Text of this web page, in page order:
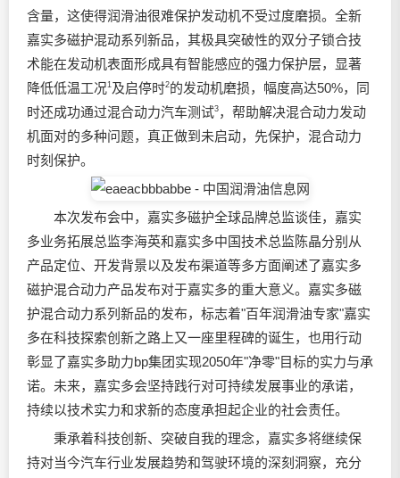
含量，这使得润滑油很难保护发动机不受过度磨损。全新
嘉实多磁护混动系列新品，其极具突破性的双分子锁合技
术能在发动机表面形成具有智能感应的强力保护层，显著
降低低温工况1及启停时2的发动机磨损，幅度高达50%，同
时还成功通过混合动力汽车测试3 ，帮助解决混合动力发动
机面对的多种问题，真正做到未启动，先保护，混合动力
时刻保护。
本次发布会中，嘉实多磁护全球品牌总监谈佳，嘉实
多业务拓展总监李海英和嘉实多中国技术总监陈晶分别从
产品定位、开发背景以及发布渠道等多方面阐述了嘉实多
磁护混合动力产品发布对于嘉实多的重大意义。嘉实多磁
护混合动力系列新品的发布，标志着"百年润滑油专家"嘉实
多在科技探索创新之路上又一座里程碑的诞生，也用行动
彰显了嘉实多助力bp集团实现2050年"净零"目标的实力与承
诺。未来，嘉实多会坚持践行对可持续发展事业的承诺，
持续以技术实力和求新的态度承担起企业的社会责任。
秉承着科技创新、突破自我的理念，嘉实多将继续保
持对当今汽车行业发展趋势和驾驶环境的深刻洞察，充分